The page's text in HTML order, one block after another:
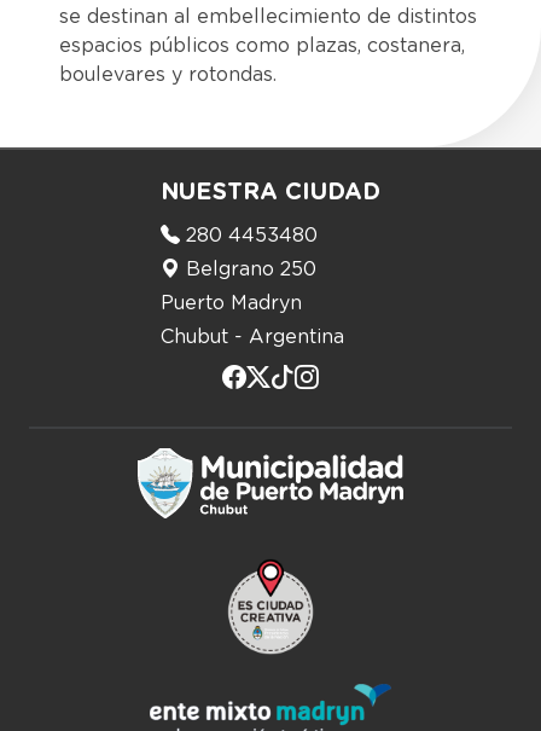
se destinan al embellecimiento de distintos
espacios públicos como plazas, costanera,
boulevares y rotondas.
NUESTRA CIUDAD
280 4453480
Belgrano 250
Puerto Madryn
Chubut - Argentina